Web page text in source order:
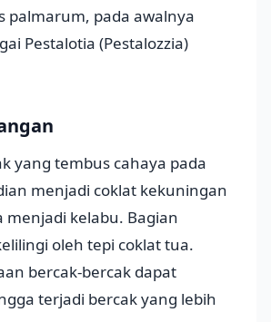
palmarum, pada awalnya
Pestalotia (Pestalozzia)
yang tembus cahaya pada
menjadi coklat kekuningan
menjadi kelabu. Bagian
oleh tepi coklat tua.
bercak-bercak dapat
terjadi bercak yang lebih